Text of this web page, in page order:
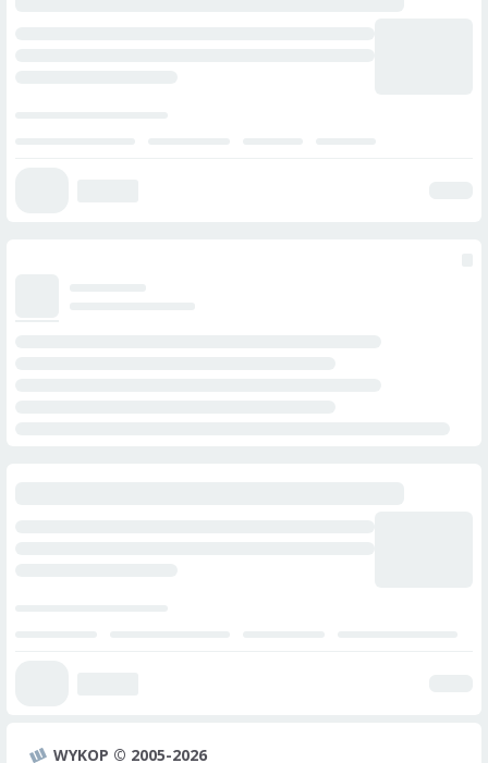
WYKOP © 2005-2026